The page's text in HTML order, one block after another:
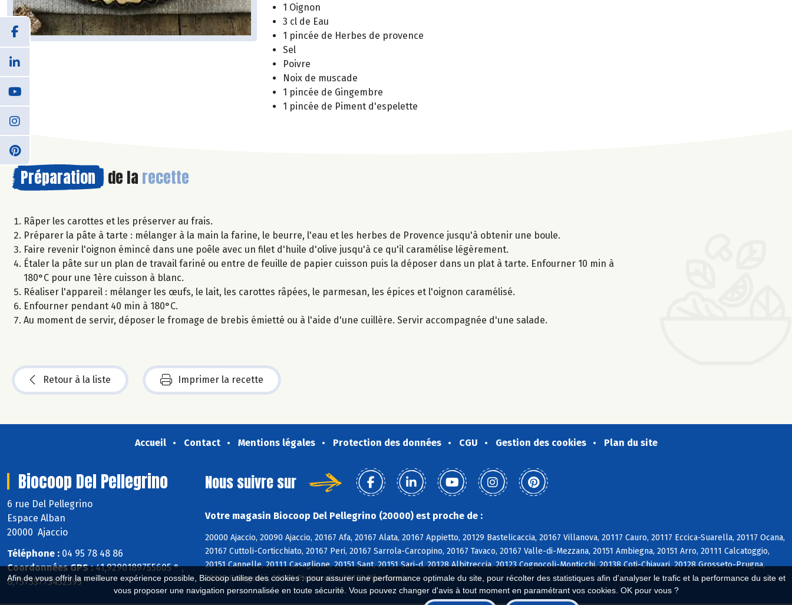
Afin de vous offrir la meilleure expérience possible, Biocoop utilise des cookies : pour assurer une performance optimale du site, pour récolter des statistiques afin d'analyser le trafic et la performance du site et
vous proposer une navigation personnalisée en toute sécurité. Vous pouvez changer d'avis à tout moment en paramétrant vos cookies. OK pour vous ?
1 Oignon
3 cl de Eau
1 pincée de Herbes de provence
Sel
Poivre
Noix de muscade
1 pincée de Gingembre
1 pincée de Piment d'espelette
Préparation de la recette
Râper les carottes et les préserver au frais.
Préparer la pâte à tarte : mélanger à la main la farine, le beurre, l'eau et les herbes de Provence jusqu'à obtenir une boule.
Faire revenir l'oignon émincé dans une poêle avec un filet d'huile d'olive jusqu'à ce qu'il caramélise légèrement.
Étaler la pâte sur un plan de travail fariné ou entre de feuille de papier cuisson puis la déposer dans un plat à tarte. Enfourner 10 min à
180°C pour une 1ère cuisson à blanc.
Réaliser l'appareil : mélanger les œufs, le lait, les carottes râpées, le parmesan, les épices et l'oignon caramélisé.
Enfourner pendant 40 min à 180°C.
Au moment de servir, déposer le fromage de brebis émietté ou à l'aide d'une cuillère. Servir accompagnée d'une salade.
Retour à la liste Imprimer la recette
Accueil Contact Mentions légales Protection des données CGU Gestion des cookies Plan du site
Biocoop Del Pellegrino
6 rue Del Pellegrino
Espace Alban
20000 Ajaccio
Téléphone : 04 95 78 48 86
Coordonnées GPS :41,9290189755605 ° ,
8,73735773432395 °
Nous suivre sur
Votre magasin Biocoop Del Pellegrino (20000) est proche de :
20000 Ajaccio, 20090 Ajaccio, 20167 Afa, 20167 Alata, 20167 Appietto, 20129 Bastelicaccia, 20167 Villanova, 20117 Cauro, 20117 Eccica-Suarella, 20117 Ocana,
20167 Cuttoli-Corticchiato, 20167 Peri, 20167 Sarrola-Carcopino, 20167 Tavaco, 20167 Valle-di-Mezzana, 20151 Ambiegna, 20151 Arro, 20111 Calcatoggio,
20151 Cannelle, 20111 Casaglione, 20151 Sant, 20151 Sari-d, 20128 Albitreccia, 20123 Cognocoli-Monticchi, 20138 Coti-Chiavari, 20128 Grosseto-Prugna,
20128 Guargualé, 20166 Pietrosella, 20123 Pila-Canale